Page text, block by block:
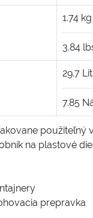
1.74 kg
3.84
29.7
7.85
použiteľný
na plastové
prepravka